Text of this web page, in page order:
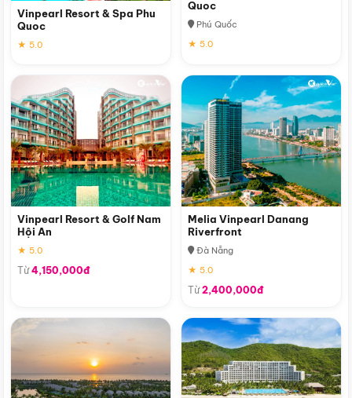
Vinpearl Resort & Spa Phu
Quoc
★ 5.0
Quoc
Phú Quốc
★ 5.0
Vinpearl Resort & Golf Nam
Hội An
★ 5.0
Từ4,150,000đ
Melia Vinpearl Danang
Riverfront
Đà Nẵng
★ 5.0
Từ2,400,000đ